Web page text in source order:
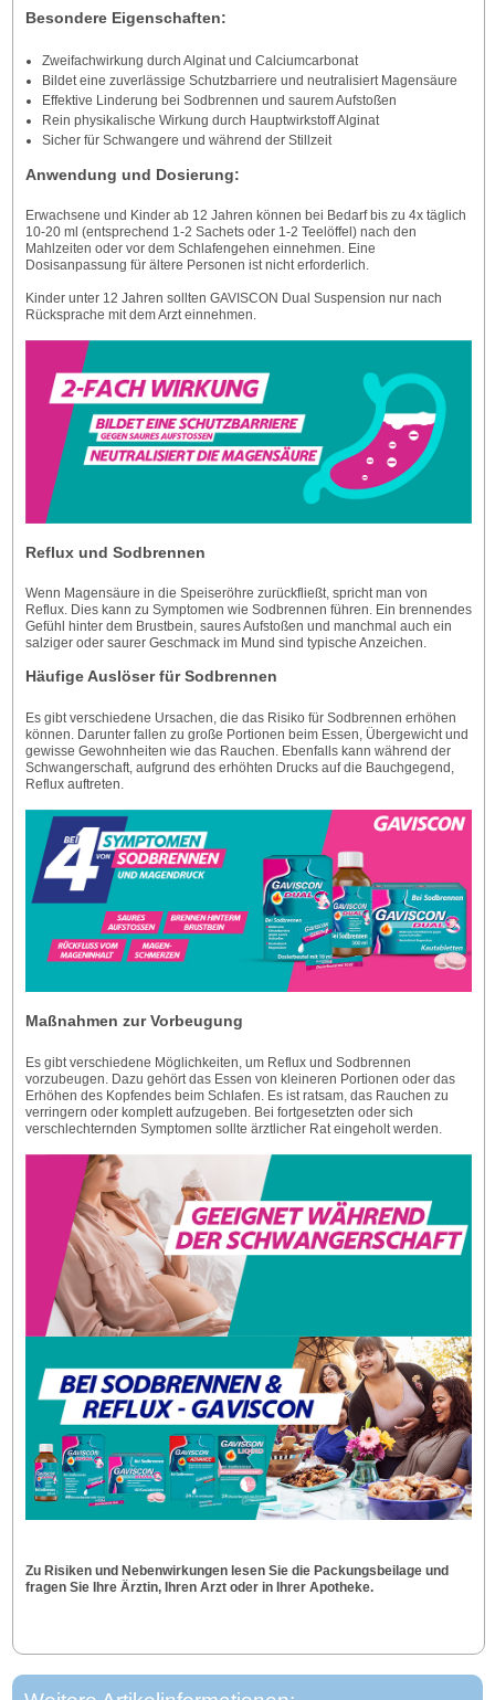
Besondere Eigenschaften:
Zweifachwirkung durch Alginat und Calciumcarbonat
Bildet eine zuverlässige Schutzbarriere und neutralisiert Magensäure
Effektive Linderung bei Sodbrennen und saurem Aufstoßen
Rein physikalische Wirkung durch Hauptwirkstoff Alginat
Sicher für Schwangere und während der Stillzeit
Anwendung und Dosierung:
Erwachsene und Kinder ab 12 Jahren können bei Bedarf bis zu 4x täglich
10-20 ml (entsprechend 1-2 Sachets oder 1-2 Teelöffel) nach den
Mahlzeiten oder vor dem Schlafengehen einnehmen. Eine
Dosisanpassung für ältere Personen ist nicht erforderlich.
Kinder unter 12 Jahren sollten GAVISCON Dual Suspension nur nach
Rücksprache mit dem Arzt einnehmen.
Reflux und Sodbrennen
Wenn Magensäure in die Speiseröhre zurückfließt, spricht man von
Reflux. Dies kann zu Symptomen wie Sodbrennen führen. Ein brennendes
Gefühl hinter dem Brustbein, saures Aufstoßen und manchmal auch ein
salziger oder saurer Geschmack im Mund sind typische Anzeichen.
Häufige Auslöser für Sodbrennen
Es gibt verschiedene Ursachen, die das Risiko für Sodbrennen erhöhen
können. Darunter fallen zu große Portionen beim Essen, Übergewicht und
gewisse Gewohnheiten wie das Rauchen. Ebenfalls kann während der
Schwangerschaft, aufgrund des erhöhten Drucks auf die Bauchgegend,
Reflux auftreten.
Maßnahmen zur Vorbeugung
Es gibt verschiedene Möglichkeiten, um Reflux und Sodbrennen
vorzubeugen. Dazu gehört das Essen von kleineren Portionen oder das
Erhöhen des Kopfendes beim Schlafen. Es ist ratsam, das Rauchen zu
verringern oder komplett aufzugeben. Bei fortgesetzten oder sich
verschlechternden Symptomen sollte ärztlicher Rat eingeholt werden.
Zu Risiken und Nebenwirkungen lesen Sie die Packungsbeilage und
fragen Sie Ihre Ärztin, Ihren Arzt oder in Ihrer Apotheke.